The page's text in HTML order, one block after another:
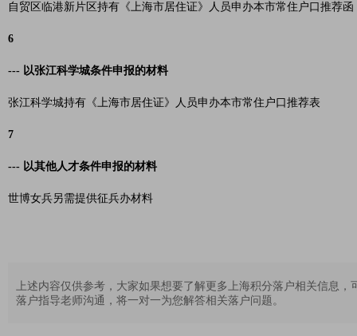
自贸区临港新片区持有《上海市居住证》人员申办本市常住户口推荐函
6
--- 以张江科学城条件申报的材料
张江科学城持有《上海市居住证》人员申办本市常住户口推荐表
7
--- 以其他人才条件申报的材料
世博女兵另需提供征兵办材料
上述内容仅供参考，大家如果想要了解更多上海积分落户相关信息
落户指导老师沟通，将一对一为您解答相关落户问题。